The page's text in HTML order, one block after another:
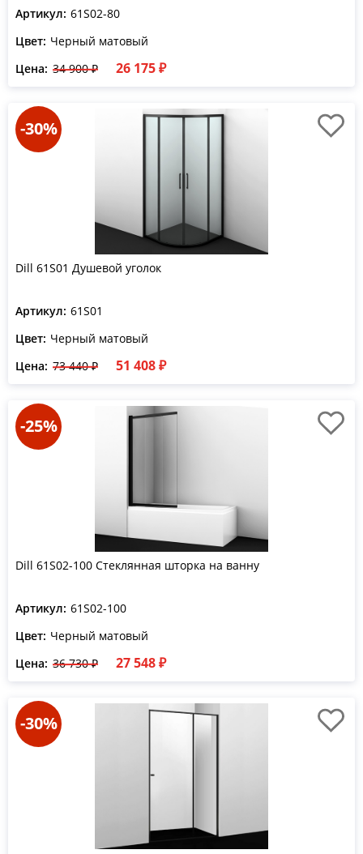
Артикул: 61S02-80
Цвет: Черный матовый
Цена: 34 900 ₽ 26 175 ₽
-30%
Dill 61S01 Душевой уголок
Артикул: 61S01
Цвет: Черный матовый
Цена: 73 440 ₽ 51 408 ₽
-25%
Dill 61S02-100 Стеклянная шторка на ванну
Артикул: 61S02-100
Цвет: Черный матовый
Цена: 36 730 ₽ 27 548 ₽
-30%